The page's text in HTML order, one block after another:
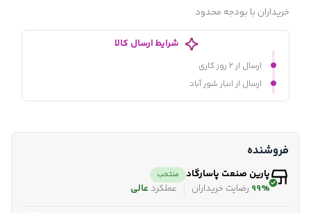
خریداران با بودجه محدود
شرایط ارسال کالا
ارسال از ۲ روز کاری
ارسال از انبار شور آباد
فروشنده
پارین صنعت پاسارگاد منتخب
99% رضایت خریداران عملکرد عالی